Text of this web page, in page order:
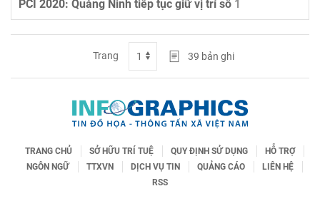
PCI 2020: Quảng Ninh tiếp tục giữ vị trí số 1
Trang 39 bản ghi
TRANG CHỦ SỞ HỮU TRÍ TUỆ QUY ĐỊNH SỬ DỤNG
HỖ TRỢ
NGÔN NGỮ
TTXVN DỊCH VỤ TIN QUẢNG CÁO
LIÊN HỆ
RSS